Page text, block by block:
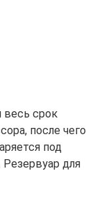
весь срок
после чего
под
для